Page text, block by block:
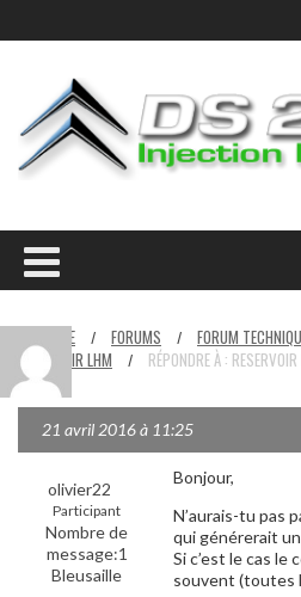
HOME / FORUMS / FORUM
RESERVOIR LHM / RÉPONDRE À :
21 avril 2016 à 11:25
olivier22
Participant
Nombre de
message:1
Bleusaille
Bonjour,
N’aurais-tu pas
qui générerait
Si c’est le cas le
souvent (toutes